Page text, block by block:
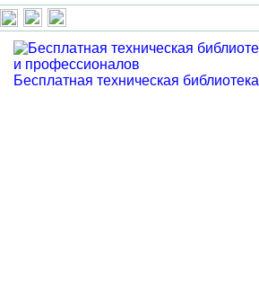
Бесплатная техническая библиотека